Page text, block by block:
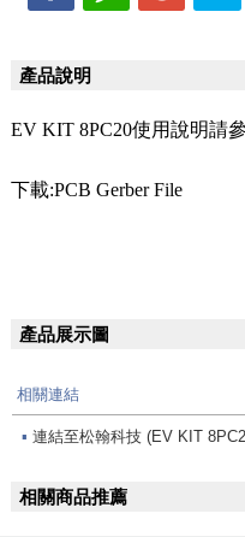
產品說明
EV KIT 8PC20使用說明請參
下載:PCB Gerber File
產品展示圖
相關連結
▪ 連結至松翰科技 (EV KIT
相關商品推薦